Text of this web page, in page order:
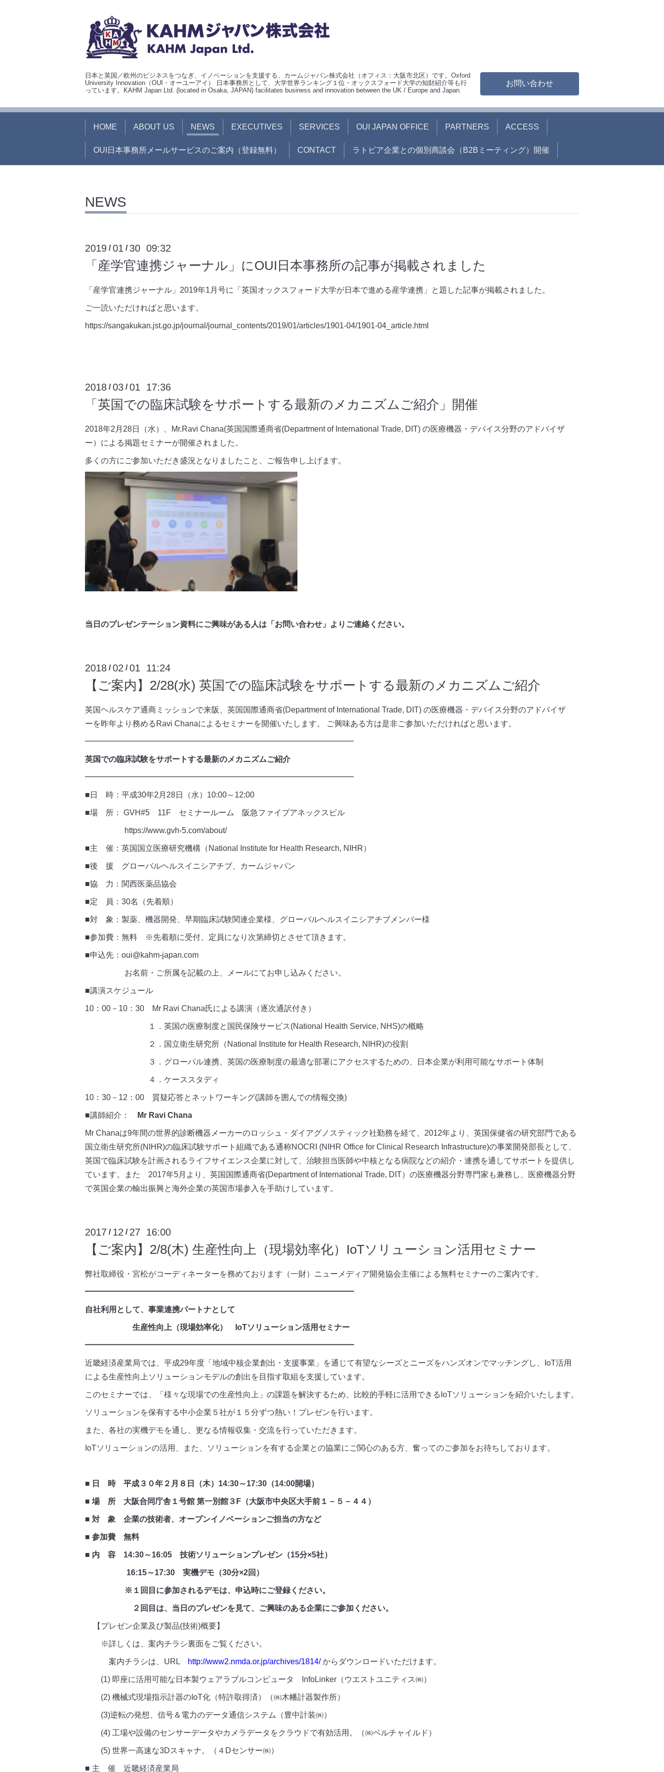
日本と英国／欧州のビジネスをつなぎ、イノベーションを支援する、カームジャパン株式会社（オフィス：大阪市北区）です。Oxford
University Innovation（OUI・オーユーアイ） 日本事務所として、大学世界ランキング１位・オックスフォード大学の知財紹介等も行
っています。KAHM Japan Ltd. (located in Osaka, JAPAN) facilitates business and innovation between the UK / Europe and Japan.
お問い合わせ
HOME ABOUT US NEWS EXECUTIVES SERVICES OUI JAPAN OFFICE PARTNERS ACCESS
OUI日本事務所メールサービスのご案内（登録無料） CONTACT ラトビア企業との個別商談会（B2Bミーティング）開催
NEWS
2019 /01 / 30 09:32
「産学官連携ジャーナル」にOUI日本事務所の記事が掲載されました
「産学官連携ジャーナル」2019年1月号に「英国オックスフォード大学が日本で進める産学連携」と題した記事が掲載されました。
ご一読いただければと思います。
https://sangakukan.jst.go.jp/journal/journal_contents/2019/01/articles/1901-04/1901-04_article.html
2018 /03 /01 17:36
「英国での臨床試験をサポートする最新のメカニズムご紹介」開催
2018年2月28日（水）、Mr.Ravi Chana(英国国際通商省(Department of International Trade, DIT) の医療機器・デバイス分野のアドバイザ
ー）による掲題セミナーが開催されました。
多くの方にご参加いただき盛況となりましたこと、ご報告申し上げます。
当日のプレゼンテーション資料にご興味がある人は「お問い合わせ」よりご連絡ください。
2018 /02 /01 11:24
【ご案内】2/28(水) 英国での臨床試験をサポートする最新のメカニズムご紹介
英国ヘルスケア通商ミッションで来阪、英国国際通商省(Department of International Trade, DIT) の医療機器・デバイス分野のアドバイザ
ーを昨年より務めるRavi Chanaによるセミナーを開催いたします。 ご興味ある方は是非ご参加いただければと思います。
━━━━━━━━━━━━━━━━━━━━━━━━━━━━━━━━━━
英国での臨床試験をサポートする最新のメカニズムご紹介
━━━━━━━━━━━━━━━━━━━━━━━━━━━━━━━━━━
■日 時：平成30年2月28日（水）10:00～12:00
■場 所： GVH#5 11F セミナールーム 阪急ファイブアネックスビル
https://www.gvh-5.com/about/
■主 催：英国国立医療研究機構（National Institute for Health Research, NIHR）
■後 援 グローバルヘルスイニシアチブ、カームジャパン
■協 力：関西医薬品協会
■定 員：30名（先着順）
■対 象：製薬、機器開発、早期臨床試験関連企業様、グローバルヘルスイニシアチブメンバー様
■参加費：無料 ※先着順に受付、定員になり次第締切とさせて頂きます。
■申込先：oui@kahm-japan.com
お名前・ご所属を記載の上、メールにてお申し込みください。
■講演スケジュール
10：00－10：30 Mr Ravi Chana氏による講演（逐次通訳付き）
１．英国の医療制度と国民保険サービス(National Health Service, NHS)の概略
２．国立衛生研究所（National Institute for Health Research, NIHR)の役割
３．グローバル連携、英国の医療制度の最適な部署にアクセスするための、日本企業が利用可能なサポート体制
４．ケーススタディ
10：30－12：00 質疑応答とネットワーキング(講師を囲んでの情報交換)
■講師紹介： Mr Ravi Chana
Mr Chanaは9年間の世界的診断機器メーカーのロッシュ・ダイアグノスティック社勤務を経て、2012年より、英国保健省の研究部門である
国立衛生研究所(NIHR)の臨床試験サポート組織である通称NOCRI (NIHR Office for Clinical Research Infrastructure)の事業開発部長として、
英国で臨床試験を計画されるライフサイエンス企業に対して、治験担当医師や中核となる病院などの紹介・連携を通してサポートを提供し
ています。また 2017年5月より、英国国際通商省(Department of International Trade, DIT）の医療機器分野専門家も兼務し、医療機器分野
で英国企業の輸出振興と海外企業の英国市場参入を手助けしています。
2017 / 12 / 27 16:00
【ご案内】2/8(木) 生産性向上（現場効率化）IoTソリューション活用セミナー
弊社取締役・宮松がコーディネーターを務めております（一財）ニューメディア開発協会主催による無料セミナーのご案内です。
━━━━━━━━━━━━━━━━━━━━━━━━━━━━━━━━━━
自社利用として、事業連携パートナとして
生産性向上（現場効率化） IoTソリューション活用セミナー
━━━━━━━━━━━━━━━━━━━━━━━━━━━━━━━━━━
近畿経済産業局では、平成29年度「地域中核企業創出・支援事業」を通じて有望なシーズとニーズをハンズオンでマッチングし、IoT活用
による生産性向上ソリューションモデルの創出を目指す取組を支援しています。
このセミナーでは、「様々な現場での生産性向上」の課題を解決するため、比較的手軽に活用できるIoTソリューションを紹介いたします。
ソリューションを保有する中小企業５社が１５分ずつ熱い！プレゼンを行います。
また、各社の実機デモを通し、更なる情報収集・交流を行っていただきます。
IoTソリューションの活用、また、ソリューションを有する企業との協業にご関心のある方、奮ってのご参加をお待ちしております。
■ 日 時 平成３０年２月８日（木）14:30～17:30（14:00開場）
■ 場 所 大阪合同庁舎１号館 第一別館３F（大阪市中央区大手前１－５－４４）
■ 対 象 企業の技術者、オープンイノベーションご担当の方など
■ 参加費 無料
■ 内 容 14:30～16:05 技術ソリューションプレゼン（15分×5社）
16:15～17:30 実機デモ（30分×2回）
※１回目に参加されるデモは、申込時にご登録ください。
２回目は、当日のプレゼンを見て、ご興味のある企業にご参加ください。
【プレゼン企業及び製品(技術)概要】
※詳しくは、案内チラシ裏面をご覧ください。
案内チラシは、URL http://www2.nmda.or.jp/archives/1814/ からダウンロードいただけます。
(1) 即座に活用可能な日本製ウェアラブルコンピュータ InfoLinker（ウエストユニティス㈱）
(2) 機械式現場指示計器のIoT化（特許取得済）（㈱木幡計器製作所）
(3)逆転の発想、信号＆電力のデータ通信システム（豊中計装㈱）
(4) 工場や設備のセンサーデータやカメラデータをクラウドで有効活用。（㈱ベルチャイルド）
(5) 世界一高速な3Dスキャナ。（４Dセンサー㈱）
■ 主 催 近畿経済産業局